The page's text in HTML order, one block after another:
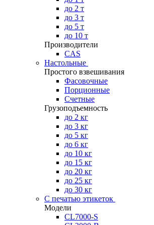
до 2 т
до 3 т
до 5 т
до 10 т
Производители
CAS
Настольные
Простого взвешивания
Фасовочные
Порционные
Счетные
Грузоподъемность
до 2 кг
до 3 кг
до 5 кг
до 6 кг
до 10 кг
до 15 кг
до 20 кг
до 25 кг
до 30 кг
С печатью этикеток
Модели
CL7000-S